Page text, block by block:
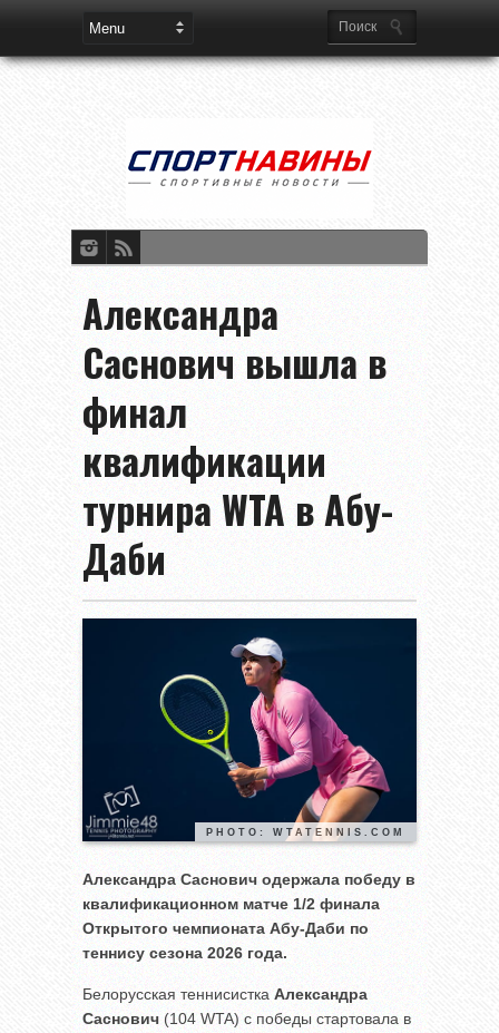
Александра
Саснович вышла в
финал
квалификации
турнира WTA в Абу-
Даби
PHOTO: WTATENNIS.COM
Александра Саснович одержала победу в
квалификационном матче 1/2 финала
Открытого чемпионата Абу-Даби по
теннису сезона 2026 года.
Белорусская теннисистка Александра
Саснович (104 WTA) с победы стартовала в